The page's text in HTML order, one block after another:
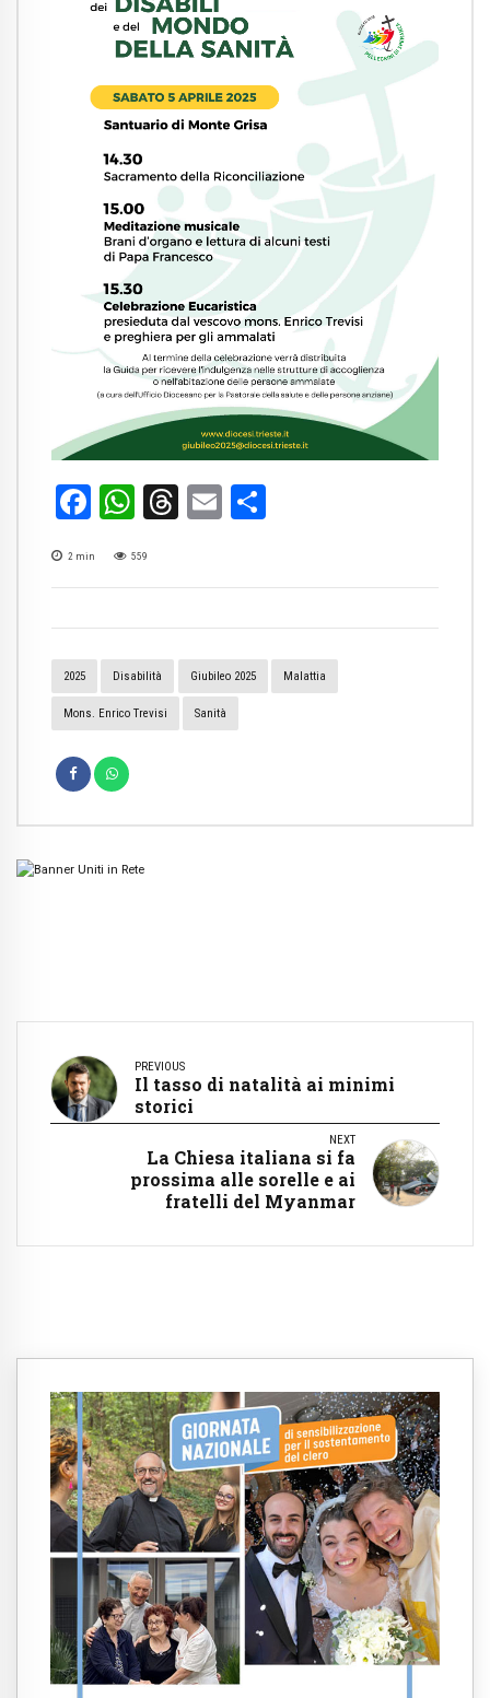
Facebook
WhatsApp
Threads
Email
2 min 559
2025 Disabilità Giubileo 2025 Malattia
Mons. Enrico Trevisi Sanità
PREVIOUS
Il tasso di natalità ai minimi
storici
NEXT
La Chiesa italiana si fa
prossima alle sorelle e ai
fratelli del Myanmar